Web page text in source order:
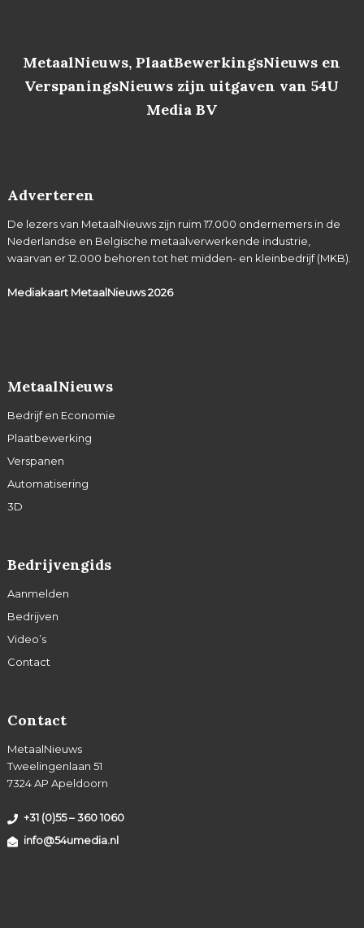
MetaalNieuws, PlaatBewerkingsNieuws en
VerspaningsNieuws zijn uitgaven van 54U
Media BV
Adverteren
De lezers van MetaalNieuws zijn ruim 17.000 ondernemers in de
Nederlandse en Belgische metaalverwerkende industrie,
waarvan er 12.000 behoren tot het midden- en kleinbedrijf (MKB).
Mediakaart MetaalNieuws2026
MetaalNieuws
Bedrijf en Economie
Plaatbewerking
Verspanen
Automatisering
3D
Bedrijvengids
Aanmelden
Bedrijven
Video’s
Contact
Contact
MetaalNieuws
Tweelingenlaan 51
7324 AP Apeldoorn
+31 (0)55 – 360 1060
info@54umedia.nl